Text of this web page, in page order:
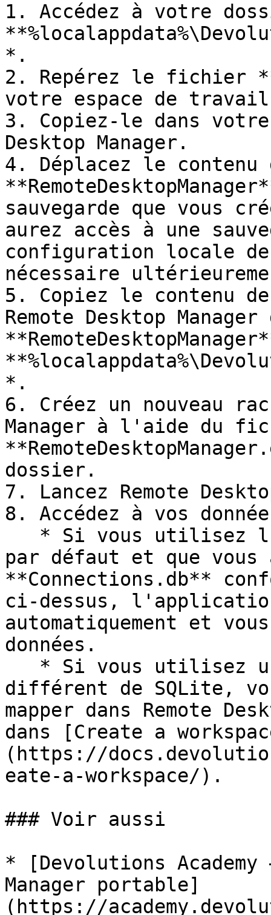
1. Accédez à votre
*.
2. Repérez le fichier
votre espace de
3. Copiez-le dans
Desktop Manager.
4. Déplacez le
sauvegarde que vous
aurez accès à une
configuration locale de
nécessaire
5. Copiez le contenu
Remote Desktop
*.
6. Créez un nouveau
Manager à l'aide du
dossier.
7. Lancez Remote
8. Accédez à vos
par défaut et que
**Connections.db**
ci-dessus,
automatiquement et
données.
différent de SQLite,
mapper dans Remote
dans [Create a
(https://
eate-a-workspace/).
### Voir aussi
* [Devolutions
Manager portable]
(https://